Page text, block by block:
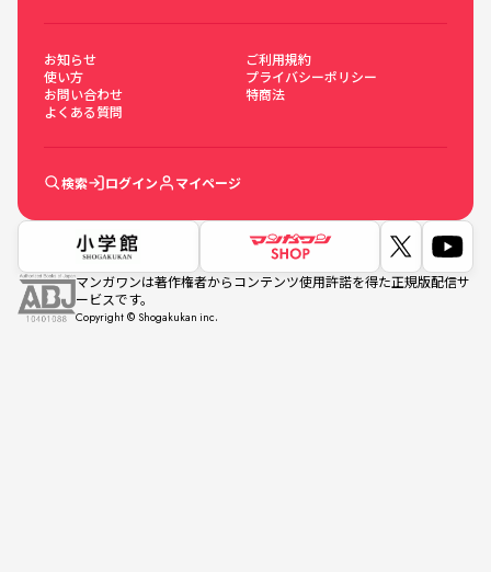
お知らせ
使い方
お問い合わせ
よくある質問
ご利用規約
プライバシーポリシー
特商法
検索 ログイン マイページ
マンガワンは著作権者からコンテンツ使用許諾を得た正規版配信サ
ービスです。
Copyright © Shogakukan inc.